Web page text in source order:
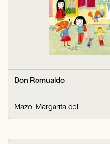
Don Romualdo
Mazo, Margarita del